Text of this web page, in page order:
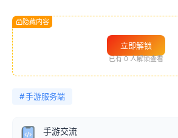
隐藏内容
立即解锁
已有 0 人解锁查看
#手游服务端
手游交流